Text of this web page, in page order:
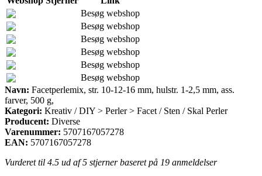
Besøg webshop
Besøg webshop
Besøg webshop
Besøg webshop
Besøg webshop
Besøg webshop
Navn: Facetperlemix, str. 10-12-16 mm, hulstr. 1-2,5 mm, ass.
farver, 500 g,
Kategori: Kreativ / DIY > Perler > Facet / Sten / Skal Perler
Producent: Diverse
Varenummer: 5707167057278
EAN: 5707167057278
Vurderet til 4.5 ud af 5 stjerner baseret på 19 anmeldelser